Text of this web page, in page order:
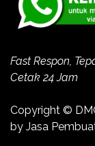
Fast Respon,
Cetak 24 Jam
Copyright ©
by Jasa